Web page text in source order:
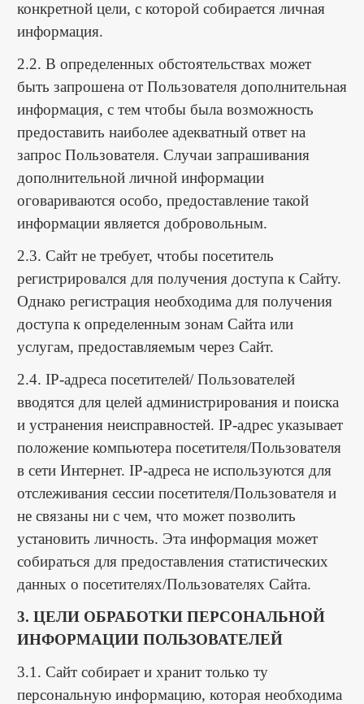
конкретной цели, с которой собирается личная
информация.
2.2. В определенных обстоятельствах может
быть запрошена от Пользователя дополнительная
информация, с тем чтобы была возможность
предоставить наиболее адекватный ответ на
запрос Пользователя. Случаи запрашивания
дополнительной личной информации
оговариваются особо, предоставление такой
информации является добровольным.
2.3. Сайт не требует, чтобы посетитель
регистрировался для получения доступа к Сайту.
Однако регистрация необходима для получения
доступа к определенным зонам Сайта или
услугам, предоставляемым через Сайт.
2.4. IP-адреса посетителей/ Пользователей
вводятся для целей администрирования и поиска
и устранения неисправностей. IP-адрес указывает
положение компьютера посетителя/Пользователя
в сети Интернет. IP-адреса не используются для
отслеживания сессии посетителя/Пользователя и
не связаны ни с чем, что может позволить
установить личность. Эта информация может
собираться для предоставления статистических
данных о посетителях/Пользователях Сайта.
3. ЦЕЛИ ОБРАБОТКИ ПЕРСОНАЛЬНОЙ
ИНФОРМАЦИИ ПОЛЬЗОВАТЕЛЕЙ
3.1. Сайт собирает и хранит только ту
персональную информацию, которая необходима